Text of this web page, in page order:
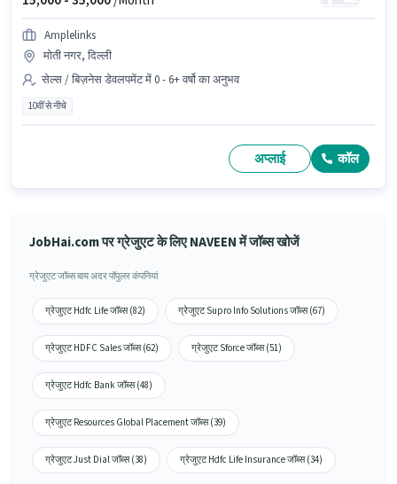
Amplelinks
मोती नगर, दिल्ली
सेल्स / बिज़नेस डेवलपमेंट में 0 - 6+ वर्षो का अनुभव
10वीं से नीचे
अप्लाई कॉल
JobHai.com पर ग्रेजुएट के लिए NAVEEN में जॉब्स खोजें
ग्रेजुएट जॉब्स बाय अदर पॉपुलर कंपनियां
ग्रेजुएट Hdfc Life जॉब्स (82) ग्रेजुएट Supro Info Solutions जॉब्स (67)
ग्रेजुएट HDFC Sales जॉब्स (62) ग्रेजुएट Sforce जॉब्स (51)
ग्रेजुएट Hdfc Bank जॉब्स (48)
ग्रेजुएट Resources Global Placement जॉब्स (39)
ग्रेजुएट Just Dial जॉब्स (38) ग्रेजुएट Hdfc Life Insurance जॉब्स (34)